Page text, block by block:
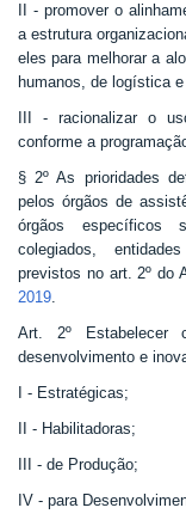
II - promover o
a estrutura
eles para melhorar a
humanos, de logística
III - racionalizar o
conforme a
§ 2º As prioridades
pelos órgãos de
órgãos específicos
colegiados,
previstos no art. 2º do
2019.
Art. 2º Estabelecer
desenvolvimento e
I - Estratégicas;
II - Habilitadoras;
III - de Produção;
IV - para